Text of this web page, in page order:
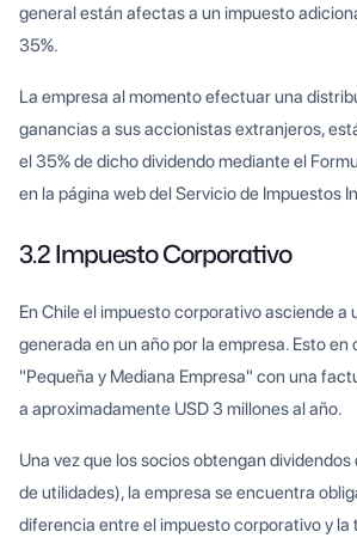
general están afectas a un impuesto
35%.
La empresa al momento efectuar una
ganancias a sus accionistas extranjeros,
el 35% de dicho dividendo mediante el
en la página web del Servicio de Impuestos
3.2 Impuesto Corporativo
En Chile el impuesto corporativo asciende a
generada en un año por la empresa. Esto en
"Pequeña y Mediana Empresa" con una
a aproximadamente USD 3 millones al año.
Una vez que los socios obtengan
de utilidades), la empresa se encuentra
diferencia entre el impuesto corporativo y la